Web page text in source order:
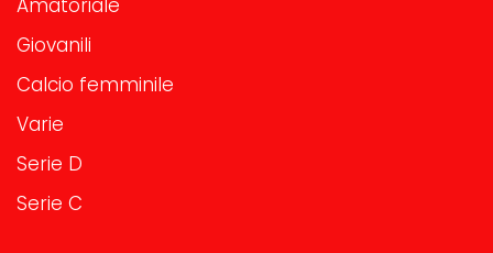
Amatoriale
Giovanili
Calcio femminile
Varie
Serie D
Serie C